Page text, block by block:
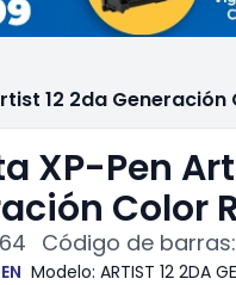
12 2da Generación
XP-Pen
Color
Código de barras:
Modelo: ARTIST 12 2DA